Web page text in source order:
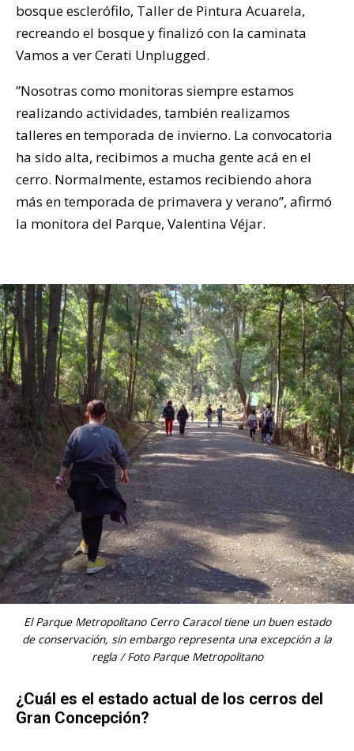
bosque esclerófilo, Taller de Pintura Acuarela,
recreando el bosque y finalizó con la caminata
Vamos a ver Cerati Unplugged.
”Nosotras como monitoras siempre estamos
realizando actividades, también realizamos
talleres en temporada de invierno. La convocatoria
ha sido alta, recibimos a mucha gente acá en el
cerro. Normalmente, estamos recibiendo ahora
más en temporada de primavera y verano”, afirmó
la monitora del Parque, Valentina Véjar.
El Parque Metropolitano Cerro Caracol tiene un buen estado
de conservación, sin embargo representa una excepción a la
regla / Foto Parque Metropolitano
¿Cuál es el estado actual de los cerros del
Gran Concepción?